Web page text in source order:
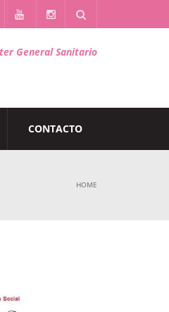
General Sanitario
CONTACTO
HOME